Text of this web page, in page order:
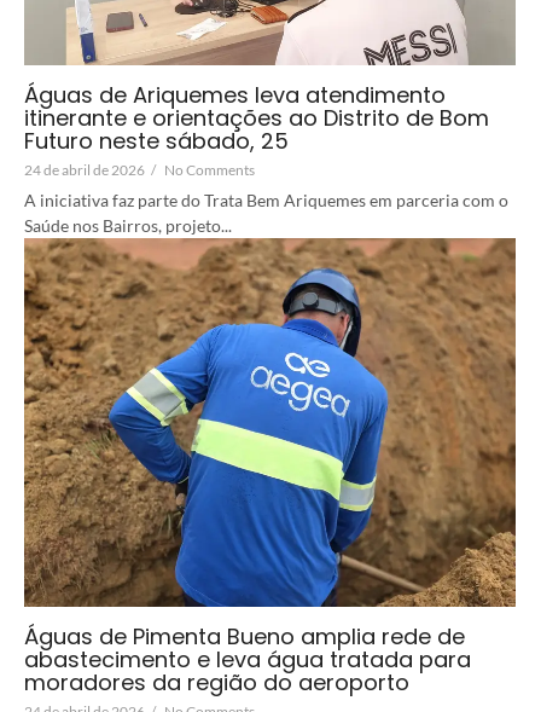
Águas de Ariquemes leva atendimento
itinerante e orientações ao Distrito de Bom
Futuro neste sábado, 25
24 de abril de 2026 / No Comments
A iniciativa faz parte do Trata Bem Ariquemes em parceria com o
Saúde nos Bairros, projeto...
Águas de Pimenta Bueno amplia rede de
abastecimento e leva água tratada para
moradores da região do aeroporto